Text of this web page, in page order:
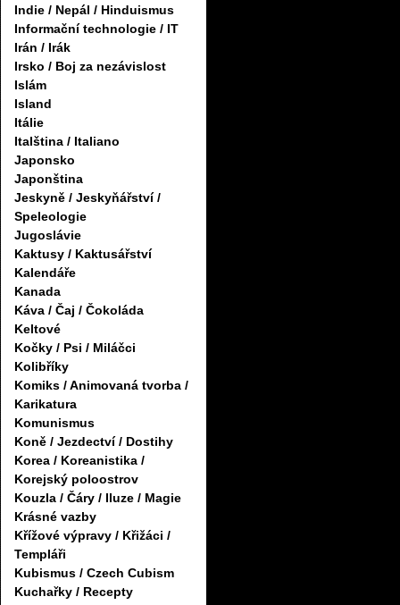
Indie / Nepál / Hinduismus
Informační technologie / IT
Irán / Irák
Irsko / Boj za nezávislost
Islám
Island
Itálie
Italština / Italiano
Japonsko
Japonština
Jeskyně / Jeskyňářství /
Speleologie
Jugoslávie
Kaktusy / Kaktusářství
Kalendáře
Kanada
Káva / Čaj / Čokoláda
Keltové
Kočky / Psi / Miláčci
Kolibříky
Komiks / Animovaná tvorba /
Karikatura
Komunismus
Koně / Jezdectví / Dostihy
Korea / Koreanistika /
Korejský poloostrov
Kouzla / Čáry / Iluze / Magie
Krásné vazby
Křížové výpravy / Křižáci /
Templáři
Kubismus / Czech Cubism
Kuchařky / Recepty